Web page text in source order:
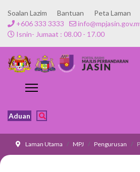
Soalan Lazim Bantuan Peta Laman
+606 333 3333
Isnin- Jumaat : 08.00 - 17.00
Aduan
Laman Utama MPJ Pengurusan